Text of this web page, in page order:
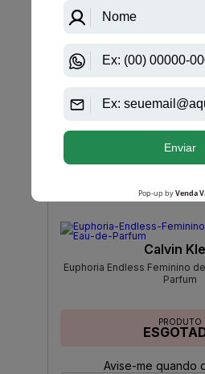
Euphoria Gold Feminino de
Ok
Calvin
Euphoria Endless Feminino
Parfum
PRODUTO
Avise-me quando